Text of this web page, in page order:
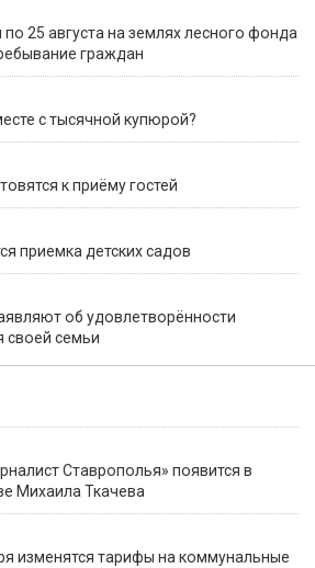
25 августа на землях лесного фонда
граждан
с тысячной купюрой?
к приёму гостей
приемка детских садов
об удовлетворённости
своей семьи
Ставрополья» появится в
Михаила Ткачева
изменятся тарифы на коммунальные